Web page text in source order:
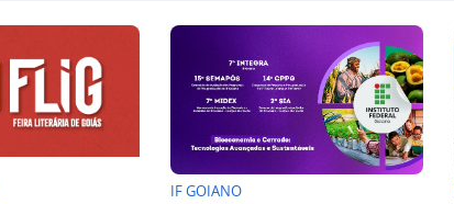
IF GOIANO